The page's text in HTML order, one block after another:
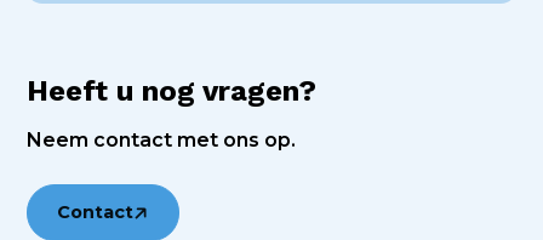
Heeft u nog vragen?
Neem contact met ons op.
Contact